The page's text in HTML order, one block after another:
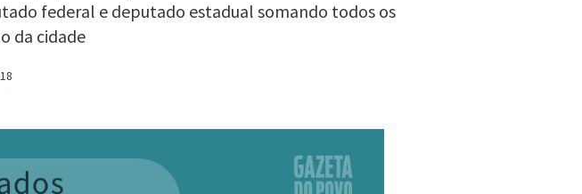
federal e deputado estadual somando todos os
da cidade